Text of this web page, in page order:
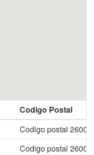
Codigo Postal
Codigo postal
Codigo postal